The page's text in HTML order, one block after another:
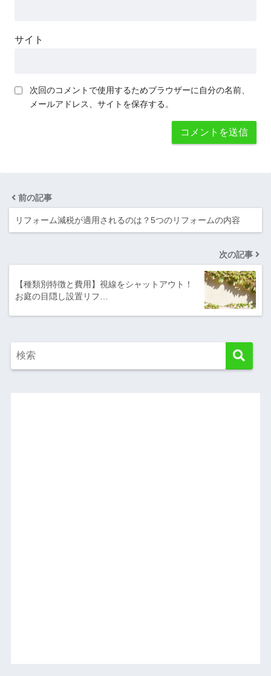
サイト
次回のコメントで使用するためブラウザーに自分の名前、
メールアドレス、サイトを保存する。
前の記事
リフォーム減税が適用されるのは？5つのリフォームの内容
次の記事
【種類別特徴と費用】視線をシャットアウト！
お庭の目隠し設置リフ…